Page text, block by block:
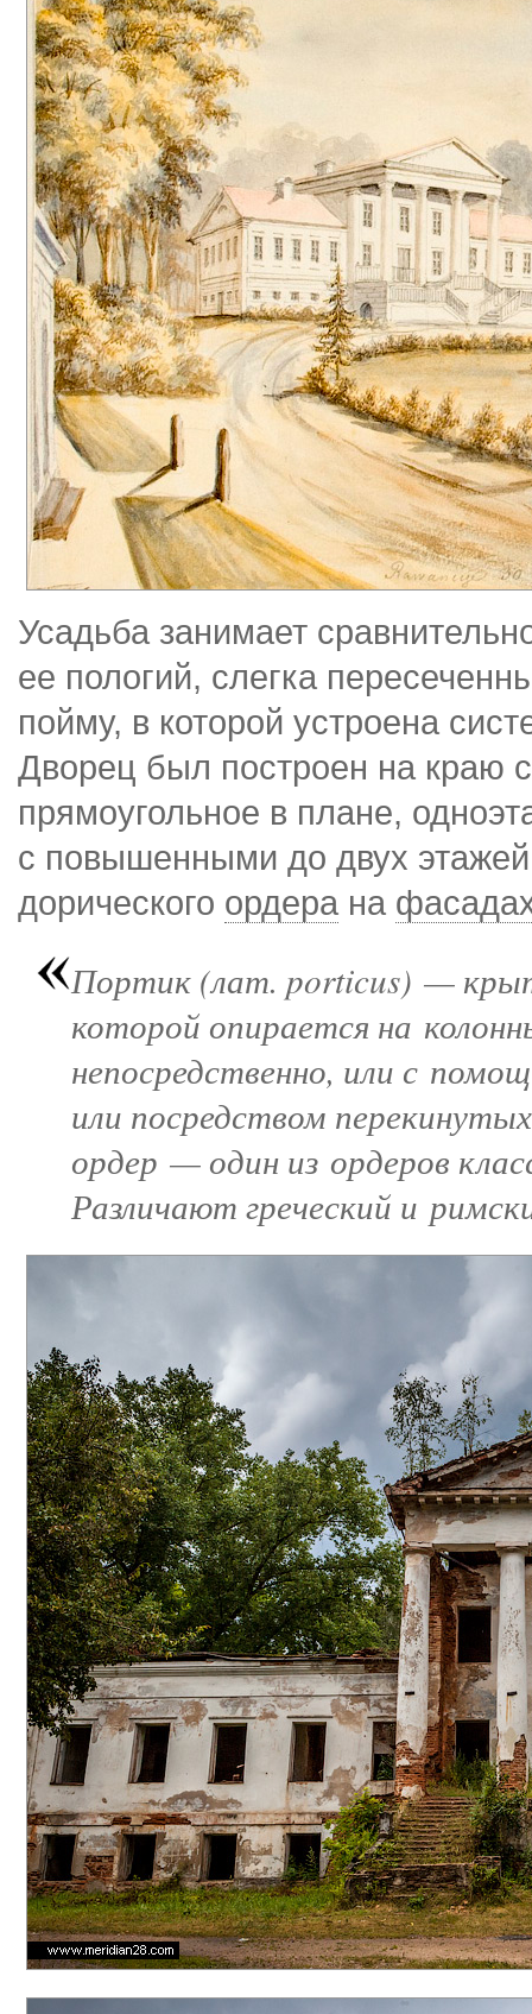
Усадьба занимает
ее пологий, слегка
пойму, в которой устроена
Дворец был построен на краю
прямоугольное в плане,
с повышенными до двух
дорического ордера на
Портик (лат. porticus) —
которой опирается на
непосредственно, или с
или посредством
ордер — один из ордеров
Различают греческий и